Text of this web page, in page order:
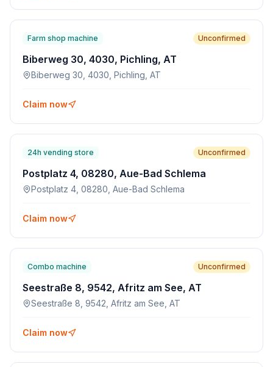
Farm shop machine Unconfirmed
Biberweg 30, 4030, Pichling, AT
Biberweg 30, 4030, Pichling, AT
Claim now
24h vending store Unconfirmed
Postplatz 4, 08280, Aue-Bad Schlema
Postplatz 4, 08280, Aue-Bad Schlema
Claim now
Combo machine Unconfirmed
Seestraße 8, 9542, Afritz am See, AT
Seestraße 8, 9542, Afritz am See, AT
Claim now